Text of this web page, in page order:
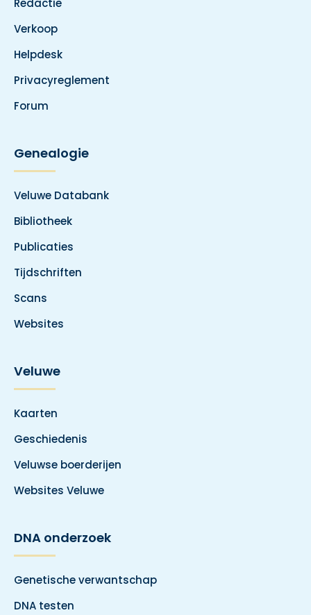
Redactie
Verkoop
Helpdesk
Privacyreglement
Forum
Genealogie
Veluwe Databank
Bibliotheek
Publicaties
Tijdschriften
Scans
Websites
Veluwe
Kaarten
Geschiedenis
Veluwse boerderijen
Websites Veluwe
DNA onderzoek
Genetische verwantschap
DNA testen